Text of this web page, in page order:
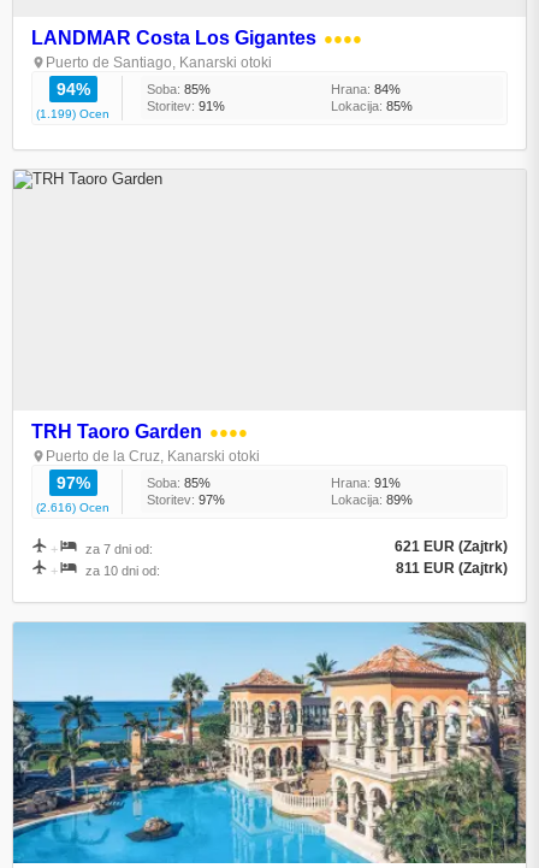
LANDMAR Costa Los Gigantes ●●●●
Puerto de Santiago, Kanarski otoki
94%
(1.199) Ocen
Soba: 85% Hrana: 84%
Storitev: 91% Lokacija: 85%
TRH Taoro Garden ●●●●
Puerto de la Cruz, Kanarski otoki
97%
(2.616) Ocen
Soba: 85% Hrana: 91%
Storitev: 97% Lokacija: 89%
+ za 7 dni od: 621 EUR (Zajtrk)
+ za 10 dni od: 811 EUR (Zajtrk)